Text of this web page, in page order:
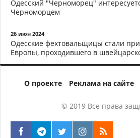
Одесский "Черноморец"
Черноморцем
26 июн 2024
Одесские фехтовальщицы стали
Европы, проходившего в
О проекте Реклама на сайте
© 2019 Все права